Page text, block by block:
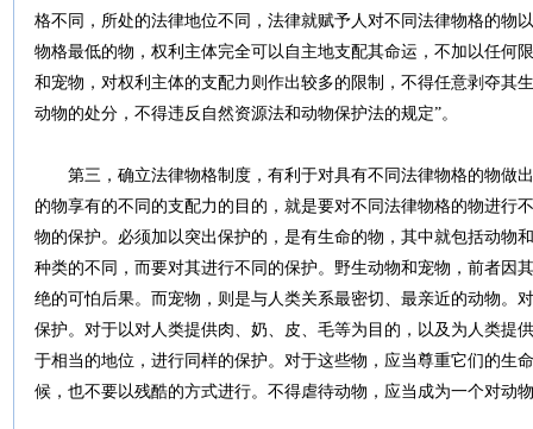
格不同，所处的法律地位不同，法律就赋予人对不同法律物格的物
物格最低的物，权利主体完全可以自主地支配其命运，不加以任何
和宠物，对权利主体的支配力则作出较多的限制，不得任意剥夺其
动物的处分，不得违反自然资源法和动物保护法的规定”。
第三，确立法律物格制度，有利于对具有不同法律物格的物做
的物享有的不同的支配力的目的，就是要对不同法律物格的物进行
物的保护。必须加以突出保护的，是有生命的物，其中就包括动物
种类的不同，而要对其进行不同的保护。野生动物和宠物，前者因
绝的可怕后果。而宠物，则是与人类关系最密切、最亲近的动物。
保护。对于以对人类提供肉、奶、皮、毛等为目的，以及为人类提
于相当的地位，进行同样的保护。对于这些物，应当尊重它们的生
候，也不要以残酷的方式进行。不得虐待动物，应当成为一个对动